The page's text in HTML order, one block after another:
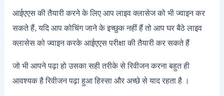
आईएएस की तैयारी करने के लिए आप लाइव क्लासेज को भी ज्वाइन कर
सकते हैं, यदि आप कोचिंग जाने के इच्छुक नहीं हैं तो आप घर बैठे लाइव
क्लासेस को ज्वाइन करके आईएएस परीक्षा की तैयारी कर सकते हैं
जो भी आपने पढ़ा हो उसका सही तरीके से रिवीजन करना बहुत ही
आवश्यक है रिवीजन पढ़ा हुआ हिस्सा और अच्छे से याद रहता है ।